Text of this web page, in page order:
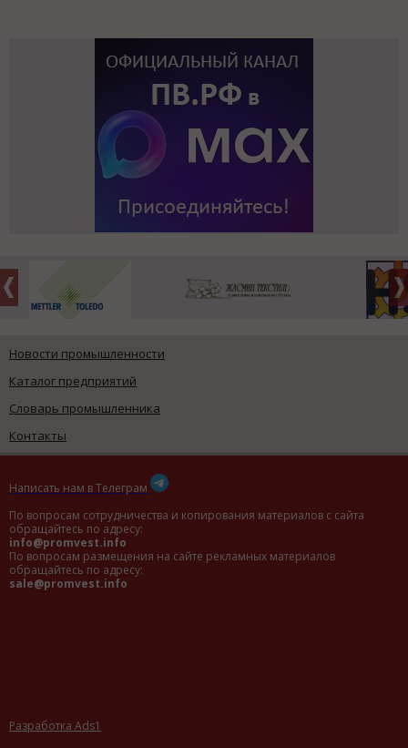
Новости промышленности
Каталог предприятий
Словарь промышленника
Контакты
Написать нам в Телеграм
По вопросам сотрудничества и копирования материалов с сайта
обращайтесь по адресу:
info@promvest.info
По вопросам размещения на сайте рекламных материалов
обращайтесь по адресу:
sale@promvest.info
Разработка Ads1